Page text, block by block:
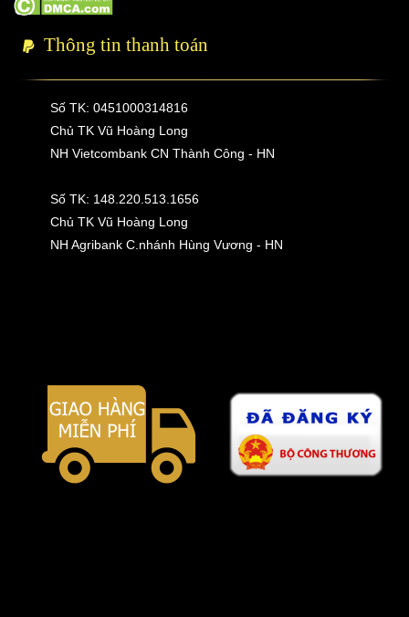
Thông tin thanh toán
Số TK: 0451000314816
Chủ TK Vũ Hoàng Long
NH Vietcombank CN Thành Công - HN
Số TK: 148.220.513.1656
Chủ TK Vũ Hoàng Long
NH Agribank C.nhánh Hùng Vương - HN